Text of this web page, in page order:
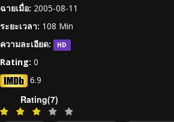
ฉายเมื่อ: 2005-08-11
ระยะเวลา: 108 Min
ความละเอียด:
HD
Rating: 0
6.9
Rating(7)